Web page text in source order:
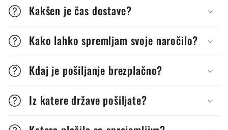
Kakšen je čas dostave?
Kako lahko spremljam svoje naročilo?
Kdaj je pošiljanje brezplačno?
Iz katere države pošiljate?